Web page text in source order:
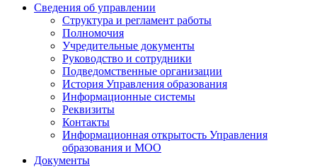
Сведения об управлении
Структура и регламент работы
Полномочия
Учредительные документы
Руководство и сотрудники
Подведомственные организации
История Управления образования
Информационные системы
Реквизиты
Контакты
Информационная открытость Управления
образования и МОО
Документы